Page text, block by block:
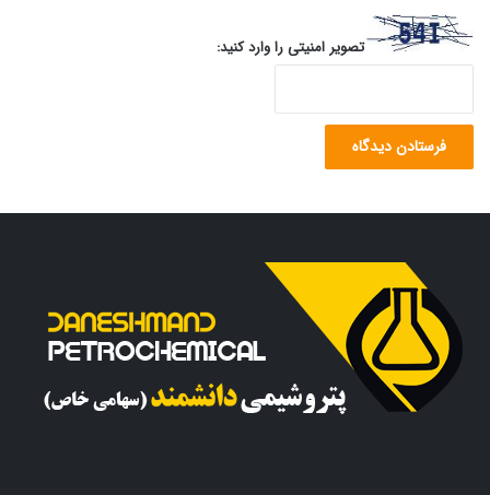
تصویر امنیتی را وارد کنید: